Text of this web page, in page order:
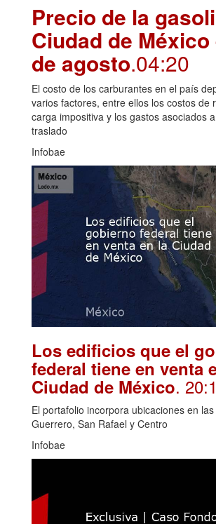
Precio de la
Ciudad de México
de agosto.04:20
El costo de los carburantes en el país
varios factores, entre ellos los costos de
carga impositiva y los gastos asociados
traslado
Infobae
Los edificios que el
federal tiene en venta
Ciudad de México.
El portafolio incorpora ubicaciones en
Guerrero, San Rafael y Centro
Infobae